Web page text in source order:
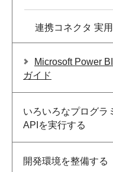
連携コネクタ 実
Microsoft Power
ガイド
いろいろな​プログラ
APIを​実行する
開発環境を​整備する